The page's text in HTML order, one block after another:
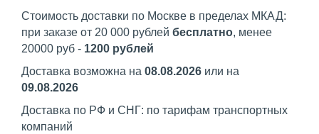
Стоимость доставки по Москве в пределах МКАД:
при заказе от 20 000 рублей бесплатно, менее
20000 руб - 1200 рублей
Доставка возможна на 08.08.2026 или на
09.08.2026
Доставка по РФ и СНГ: по тарифам транспортных
компаний